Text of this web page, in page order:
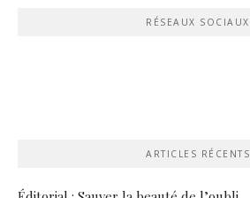
RÉSEAUX SOCIAUX
ARTICLES RÉCENTS